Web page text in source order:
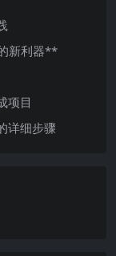
新利器**
项目
详细步骤